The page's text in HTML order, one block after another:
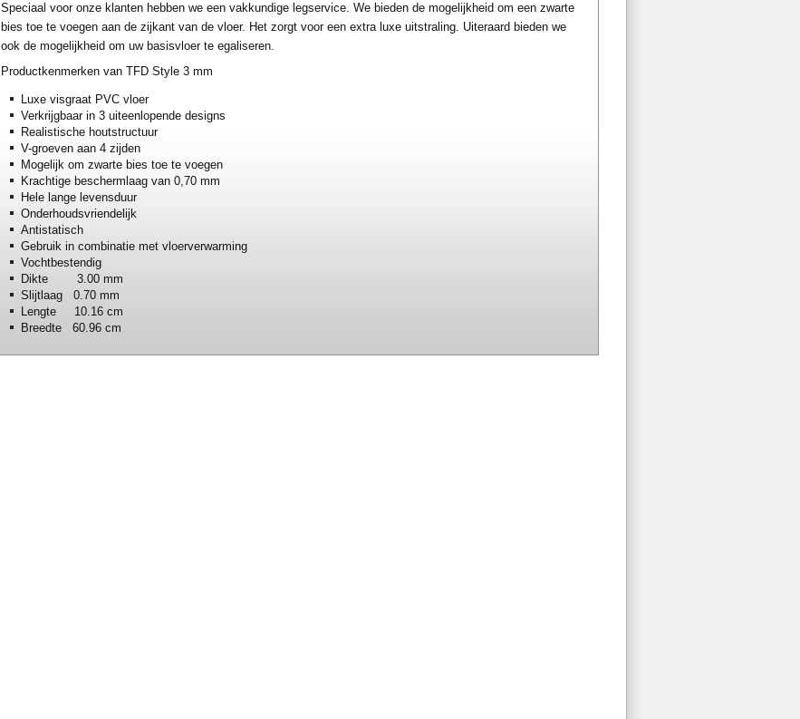
Speciaal voor onze klanten hebben we een vakkundige legservice. We bieden de mogelijkheid om een zwarte
bies toe te voegen aan de zijkant van de vloer. Het zorgt voor een extra luxe uitstraling. Uiteraard bieden we
ook de mogelijkheid om uw basisvloer te egaliseren.
Productkenmerken van TFD Style 3 mm
Luxe visgraat PVC vloer
Verkrijgbaar in 3 uiteenlopende designs
Realistische houtstructuur
V-groeven aan 4 zijden
Mogelijk om zwarte bies toe te voegen
Krachtige beschermlaag van 0,70 mm
Hele lange levensduur
Onderhoudsvriendelijk
Antistatisch
Gebruik in combinatie met vloerverwarming
Vochtbestendig
Dikte 3.00 mm
Slijtlaag 0.70 mm
Lengte 10.16 cm
Breedte 60.96 cm